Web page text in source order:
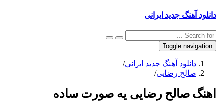
جدید ایرانی
Toggle
آهنگ جدید ایرانی/
رضایی/
صالح رضایی یه صورت ساده